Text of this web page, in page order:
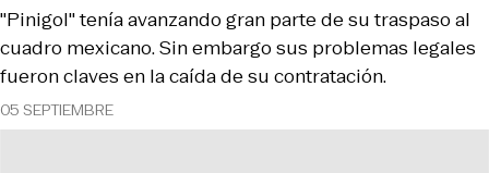
05 SEPTIEMBRE
"Pinigol" tenía avanzando gran parte de su traspaso al
cuadro mexicano. Sin embargo sus problemas legales
fueron claves en la caída de su contratación.